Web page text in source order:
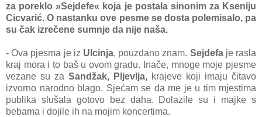
za poreklo »Sejdefe« koja je postala sinonim za Kseniju
Cicvarić. O nastanku ove pesme se dosta polemisalo, pa
su čak izrečene sumnje da nije naša.
- Ova pjesma je iz Ulcinja, pouzdano znam. Sejdefaje rasla
kraj mora i to baš u ovom gradu. Inače, mnoge moje pjesme
vezane su za Sandžak, Pljevlja, krajeve koji imaju čitavo
izvorno narodno blago. Sjećam se da me je u tim mjestima
publika slušala gotovo bez daha. Dolazile su i majke s
bebama i dojile ih na mojim koncertima.